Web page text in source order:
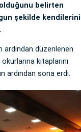
belirten
şekilde kendilerini
düzenlenen
kitaplarını
ardından sona erdi.